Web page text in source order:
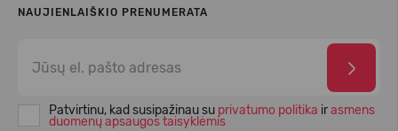
NAUJIENLAIŠKIO PRENUMERATA
Patvirtinu, kad susipažinau su privatumo politika irasmens
duomenų apsaugos taisyklėmis